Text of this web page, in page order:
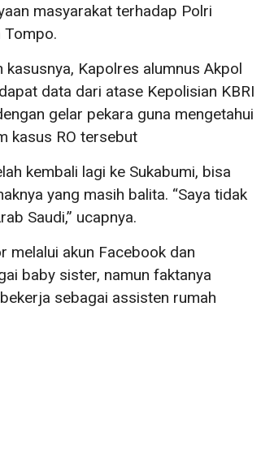
masyarakat terhadap Polri
Tompo.
Kapolres alumnus Akpol
data dari atase Kepolisian KBRI
gelar pekara guna mengetahui
kasus RO tersebut
kembali lagi ke Sukabumi, bisa
yang masih balita. “Saya tidak
Saudi,” ucapnya.
melalui akun Facebook dan
baby sister, namun faktanya
sebagai assisten rumah